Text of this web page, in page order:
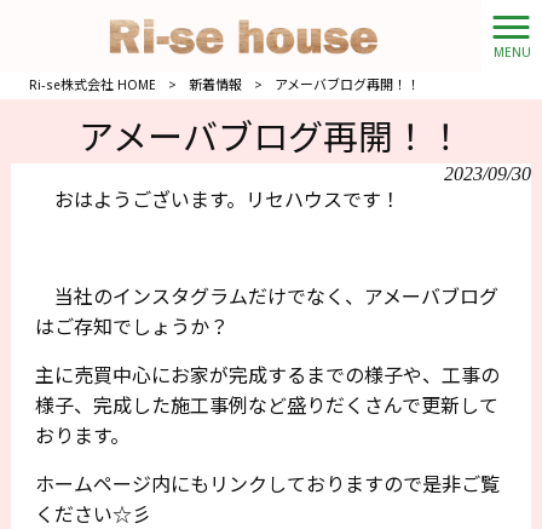
MENU
Ri-se株式会社 HOME > 新着情報 > アメーバブログ再開！！
アメーバブログ再開！！
2023/09/30
おはようございます。リセハウスです！
当社のインスタグラムだけでなく、アメーバブログ
はご存知でしょうか？
主に売買中心にお家が完成するまでの様子や、工事の
様子、完成した施工事例など盛りだくさんで更新して
おります。
ホームページ内にもリンクしておりますので是非ご覧
ください☆彡